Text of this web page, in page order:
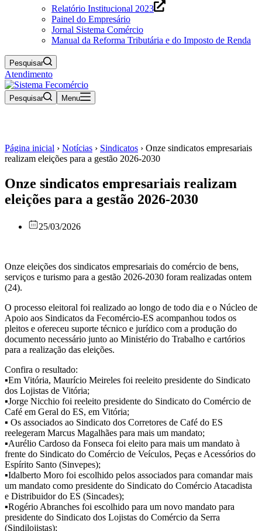
Relatório Institucional 2023
Painel do Empresário
Jornal Sistema Comércio
Manual da Reforma Tributária e do Imposto de Renda
Pesquisar
Atendimento
Pesquisar Menu
Página inicial › Notícias › Sindicatos › Onze sindicatos empresariais
realizam eleições para a gestão 2026-2030
Onze sindicatos empresariais realizam
eleições para a gestão 2026-2030
25/03/2026
Onze eleições dos sindicatos empresariais do comércio de bens,
serviços e turismo para a gestão 2026-2030 foram realizadas ontem
(24).
O processo eleitoral foi realizado ao longo de todo dia e o Núcleo de
Apoio aos Sindicatos da Fecomércio-ES acompanhou todos os
pleitos e ofereceu suporte técnico e jurídico com a produção do
documento necessário junto ao Ministério do Trabalho e cartórios
para a realização das eleições.
Confira o resultado:
▪️Em Vitória, Maurício Meireles foi reeleito presidente do Sindicato
dos Lojistas de Vitória;
▪️Jorge Nicchio foi reeleito presidente do Sindicato do Comércio de
Café em Geral do ES, em Vitória;
▪️ Os associados ao Sindicato dos Corretores de Café do ES
reelegeram Marcus Magalhães para mais um mandato;
▪️Aurélio Cardoso da Fonseca foi eleito para mais um mandato à
frente do Sindicato do Comércio de Veículos, Peças e Acessórios do
Espírito Santo (Sinvepes);
▪️Idalberto Moro foi escolhido pelos associados para comandar mais
um mandato como presidente do Sindicato do Comércio Atacadista
e Distribuidor do ES (Sincades);
▪️Rogério Abranches foi escolhido para um novo mandato para
presidente do Sindicato dos Lojistas do Comércio da Serra
(Sindilojistas);